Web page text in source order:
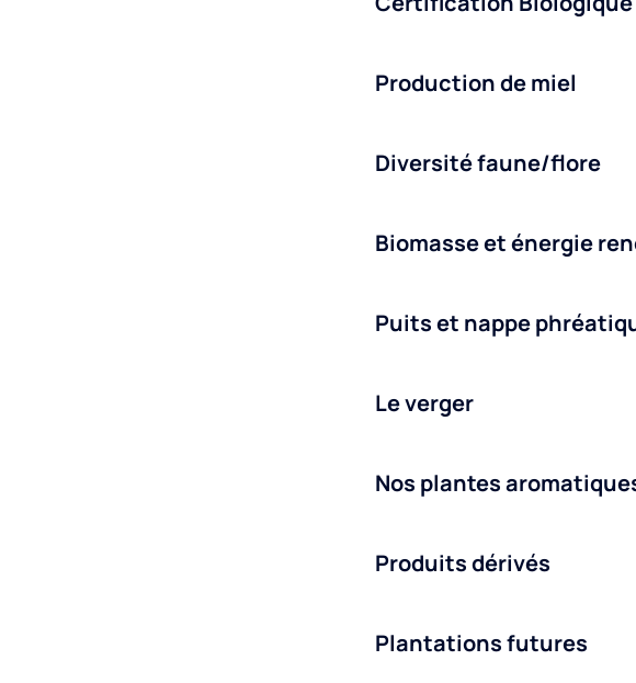
Production de miel
Diversité faune/flore
Biomasse et énergie
Puits et nappe
Le verger
Nos plantes
Produits dérivés
Plantations futures